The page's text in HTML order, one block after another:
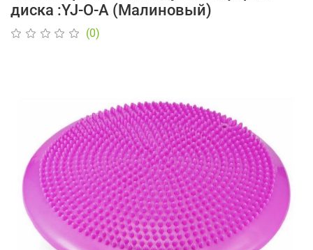
диска :YJ-O-A (Малиновый)
(0)